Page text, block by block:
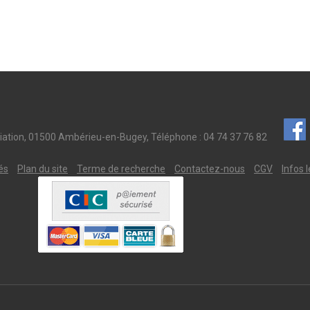
01500 Ambérieu-en-Bugey, Téléphone : 04 74 37 76 82
Plan du site Terme de recherche Contactez-nous CGV Infos